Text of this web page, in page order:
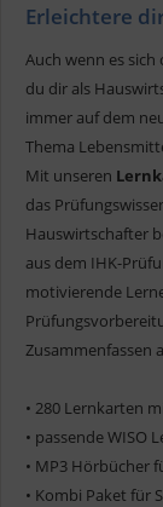
Erleichtere
Auch wenn es
du dir als
immer auf dem
Thema
Mit unseren
das
Hauswirtschafter
aus dem IHK-
motivierende
Zusammenfassen
• 280 Lernkarten
• passende WISO
• MP3 Hörbücher
• Kombi Paket für